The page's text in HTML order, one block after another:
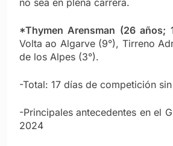
*Thymen Arensman (26 años;
Volta ao Algarve (9°), Tirreno
de los Alpes (3°).
-Total: 17 días de competición
-Principales antecedentes en el
2024